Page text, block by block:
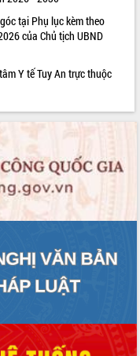
tại Phụ lục kèm theo
của Chủ tịch UBND
Y tế Tuy An trực thuộc